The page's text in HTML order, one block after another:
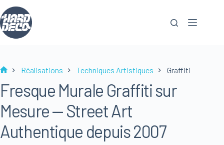
Passer
au
contenu
Réalisations Techniques Artistiques Graffiti
Fresque Murale Graffiti sur
Mesure — Street Art
Authentique depuis 2007